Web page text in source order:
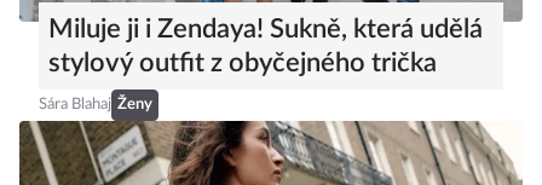
Miluje ji i Zendaya! Sukně, která udělá
stylový outfit z obyčejného trička
Sára Blahaj Ženy